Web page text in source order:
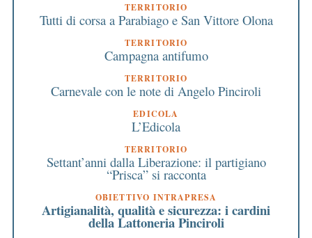
TERRITORIO
Tutti di corsa a Parabiago e San Vittore Olona
TERRITORIO
Campagna antifumo
TERRITORIO
Carnevale con le note di Angelo Pinciroli
EDICOLA
L’Edicola
TERRITORIO
Settant’anni dalla Liberazione: il partigiano
“Prisca” si racconta
OBIETTIVO INTRAPRESA
Artigianalità, qualità e sicurezza: i cardini
della Lattoneria Pinciroli